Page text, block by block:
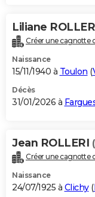
Bricolage
Lifestyle
Culture
Sport
Auto
Television
Voyage
Cinema
Liliane
Créer une cagnotte
Naissance
15/11/1940 à Toulon (
Décès
31/01/2026 à
Jean ROLLERI
Créer une cagnotte
Naissance
24/07/1925 à Clichy(